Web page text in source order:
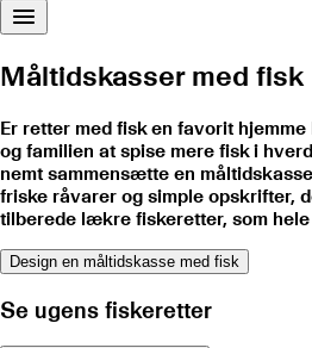
Måltidskasser med fisk
Er retter med fisk en favorit
og familien at spise mere fisk i
nemt sammensætte en
friske råvarer og simple opskrifter,
tilberede lækre fiskeretter, som
Design en måltidskasse med fisk
Se ugens fiskeretter